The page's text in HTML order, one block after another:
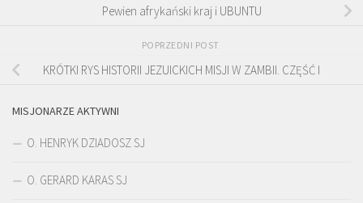
Pewien afrykański kraj i UBUNTU
POPRZEDNI POST
KRÓTKI RYS HISTORII JEZUICKICH MISJI W ZAMBII. CZĘŚĆ I
MISJONARZE AKTYWNI
O. HENRYK DZIADOSZ SJ
O. GERARD KARAS SJ